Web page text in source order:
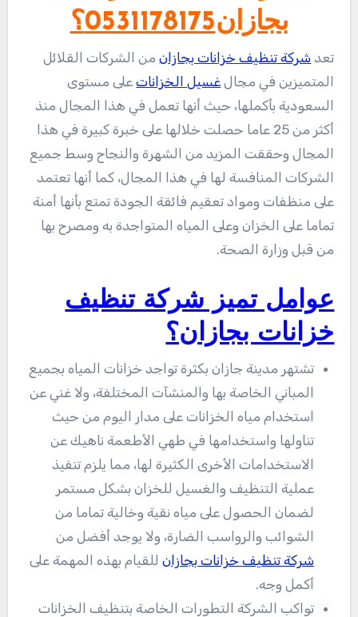
بجازان0531178175؟
تعد شركة تنظيف خزانات بجازانمن الشركات القلائل
المتميزين في مجال غسيل الخزاناتعلى مستوى
السعودية بأكملها، حيث أنها تعمل في هذا المجال منذ
أكثر من 25 عاما حصلت خلالها على خبرة كبيرة في هذا
المجال وحققت المزيد من الشهرة والنجاح وسط جميع
الشركات المنافسة لها في هذا المجال، كما أنها تعتمد
على منظفات ومواد تعقيم فائقة الجودة تمتع بأنها أمنة
تماما على الخزان وعلى المياه المتواجدة به ومصرح بها
من قبل وزارة الصحة.
عوامل تميز شركة تنظيف
خزانات بجازان؟
تشتهر مدينة جازان بكثرة تواجد خزانات المياه بجميع
المباني الخاصة بها والمنشآت المختلفة، ولا غني عن
استخدام مياه الخزانات على مدار اليوم من حيث
تناولها واستخدامها في طهي الأطعمة ناهيك عن
الاستخدامات الأخرى الكثيرة لها، مما يلزم تنفيذ
عملية التنظيف والغسيل للخزان بشكل مستمر
لضمان الحصول على مياه نقية وخالية تماما من
الشوائب والرواسب الضارة، ولا يوجد أفضل من
شركة تنظيف خزانات بجازان للقيام بهذه المهمة على
أكمل وجه.
تواكب الشركة التطورات الخاصة بتنظيف الخزانات